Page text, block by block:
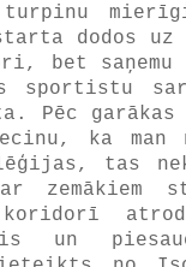
dodos uz
bet
sportistu
Pēc garākas
ka man
tas
zemākiem
un